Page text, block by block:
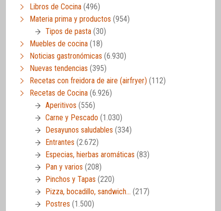
Libros de Cocina (496)
Materia prima y productos (954)
Tipos de pasta (30)
Muebles de cocina (18)
Noticias gastronómicas (6.930)
Nuevas tendencias (395)
Recetas con freidora de aire (airfryer) (112)
Recetas de Cocina (6.926)
Aperitivos (556)
Carne y Pescado (1.030)
Desayunos saludables (334)
Entrantes (2.672)
Especias, hierbas aromáticas (83)
Pan y varios (208)
Pinchos y Tapas (220)
Pizza, bocadillo, sandwich… (217)
Postres (1.500)